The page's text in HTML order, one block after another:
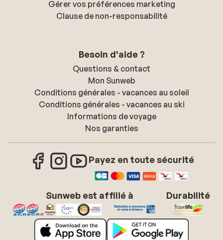
Gérer vos préférences marketing
Clause de non-responsabilité
Besoin d'aide ?
Questions & contact
Mon Sunweb
Conditions générales - vacances au soleil
Conditions générales - vacances au ski
Informations de voyage
Nos garanties
Payez en toute sécurité
Sunweb est affilié à Durabilité